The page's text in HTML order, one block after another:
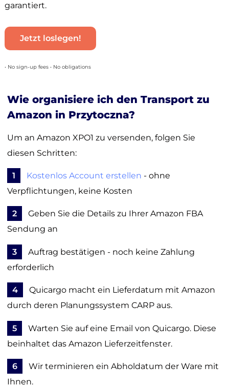
garantiert.
Jetzt loslegen!
• No sign-up fees • No obligations
Wie organisiere ich den Transport zu
Amazon in Przytoczna?
Um an Amazon XPO1 zu versenden, folgen Sie
diesen Schritten:
1 Kostenlos Account erstellen - ohne
Verpflichtungen, keine Kosten
2
Geben Sie die Details zu Ihrer Amazon FBA
Sendung an
3
Auftrag bestätigen - noch keine Zahlung
erforderlich
4
Quicargo macht ein Lieferdatum mit Amazon
durch deren Planungssystem CARP aus.
5
Warten Sie auf eine Email von Quicargo. Diese
beinhaltet das Amazon Lieferzeitfenster.
6
Wir terminieren ein Abholdatum der Ware mit
Ihnen.